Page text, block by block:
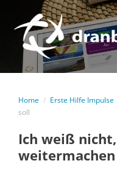
Home / Erste Hilfe Impulse
soll
Ich weiß